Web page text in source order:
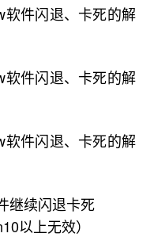
继续闪退卡死
以上无效）